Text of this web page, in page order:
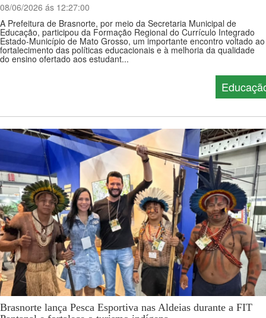
08/06/2026 ás 12:27:00
A Prefeitura de Brasnorte, por meio da Secretaria Municipal de
Educação, participou da Formação Regional do Currículo Integrado
Estado-Município de Mato Grosso, um importante encontro voltado ao
fortalecimento das políticas educacionais e à melhoria da qualidade
do ensino ofertado aos estudant...
Brasnorte lança Pesca Esportiva nas Aldeias durante a FIT